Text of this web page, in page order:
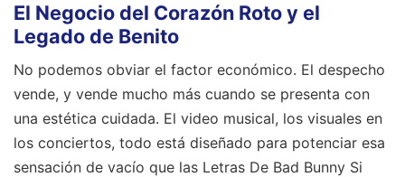
El Negocio del Corazón Roto y el
Legado de Benito
No podemos obviar el factor económico. El despecho
vende, y vende mucho más cuando se presenta con
una estética cuidada. El video musical, los visuales en
los conciertos, todo está diseñado para potenciar esa
sensación de vacío que las Letras De Bad Bunny Si